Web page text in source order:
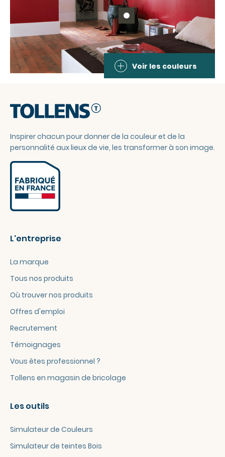
Voir les couleurs
Inspirer chacun pour donner de la couleur et de la
personnalité aux lieux de vie, les transformer à son image.
L'entreprise
La marque
Tous nos produits
Où trouver nos produits
Offres d'emploi
Recrutement
Témoignages
Vous êtes professionnel ?
Tollens en magasin de bricolage
Les outils
Simulateur de Couleurs
Simulateur de teintes Bois